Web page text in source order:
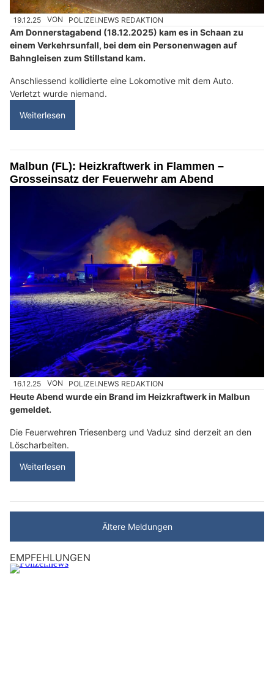
19.12.25 VON POLIZEI.NEWS REDAKTION
Am Donnerstagabend (18.12.2025) kam es in Schaan zu
einem Verkehrsunfall, bei dem ein Personenwagen auf
Bahngleisen zum Stillstand kam.
Anschliessend kollidierte eine Lokomotive mit dem Auto.
Verletzt wurde niemand.
Weiterlesen
Malbun (FL): Heizkraftwerk in Flammen –
Grosseinsatz der Feuerwehr am Abend
16.12.25 VON POLIZEI.NEWS REDAKTION
Heute Abend wurde ein Brand im Heizkraftwerk in Malbun
gemeldet.
Die Feuerwehren Triesenberg und Vaduz sind derzeit an den
Löscharbeiten.
Weiterlesen
Ältere Meldungen
EMPFEHLUNGEN